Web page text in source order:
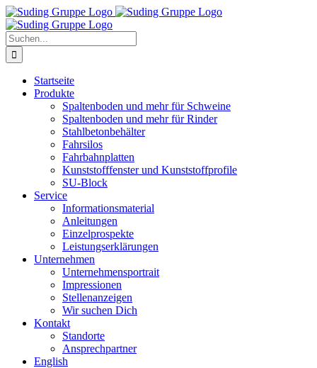
Zum
Inhalt
springen
Suche
nach:
Startseite
Produkte
Spaltenboden und mehr für Schweine
Spaltenboden und mehr für Rinder
Stahlbetonbehälter
Fahrsilos
Fahrbahnplatten
Kunststofffenster und Kunststoffprofile
SU-Block
Service
Informationsmaterial
Anleitungen
Einzelprospekte
Leistungserklärungen
Unternehmen
Unternehmensportrait
Impressionen
Stellenanzeigen
Wir suchen Dich
Kontakt
Standorte
Ansprechpartner
English